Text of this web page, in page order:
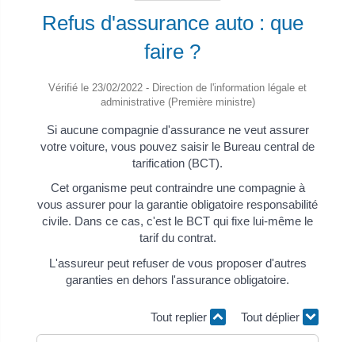
Refus d'assurance auto : que
faire ?
Vérifié le 23/02/2022 - Direction de l'information légale et
administrative (Première ministre)
Si aucune compagnie d'assurance ne veut assurer
votre voiture, vous pouvez saisir le Bureau central de
tarification (BCT).
Cet organisme peut contraindre une compagnie à
vous assurer pour la garantie obligatoire responsabilité
civile. Dans ce cas, c'est le BCT qui fixe lui-même le
tarif du contrat.
L'assureur peut refuser de vous proposer d'autres
garanties en dehors l'assurance obligatoire.
Tout replier Tout déplier